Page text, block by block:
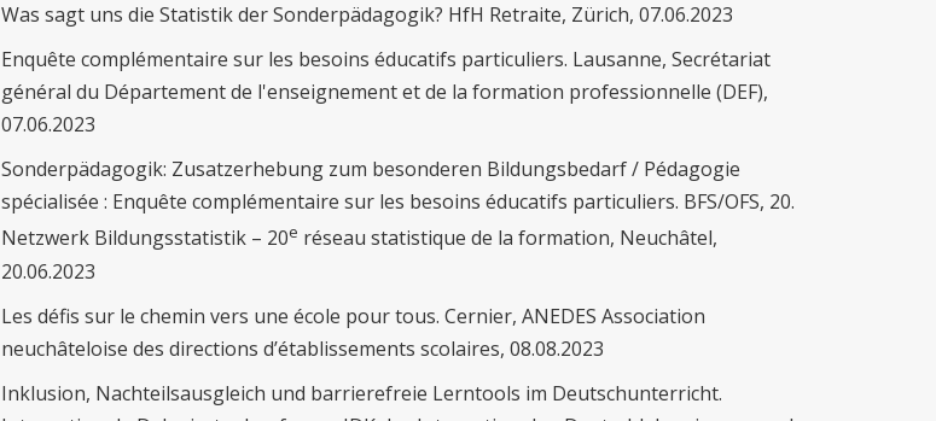
Was sagt uns die Statistik der Sonderpädagogik? HfH Retraite, Zürich, 07.06.2023
Enquête complémentaire sur les besoins éducatifs particuliers. Lausanne, Secrétariat
général du Département de l'enseignement et de la formation professionnelle (DEF),
07.06.2023
Sonderpädagogik: Zusatzerhebung zum besonderen Bildungsbedarf / Pédagogie
spécialisée : Enquête complémentaire sur les besoins éducatifs particuliers. BFS/OFS, 20.
Netzwerk Bildungsstatistik – 20e réseau statistique de la formation, Neuchâtel,
20.06.2023
Les défis sur le chemin vers une école pour tous. Cernier, ANEDES Association
neuchâteloise des directions d’établissements scolaires, 08.08.2023
Inklusion, Nachteilsausgleich und barrierefreie Lerntools im Deutschunterricht.